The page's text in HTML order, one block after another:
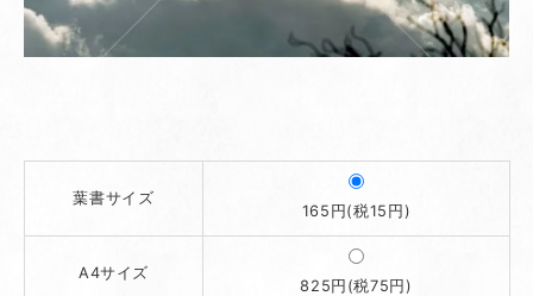
葉書サイズ
165円(税15円)
A4サイズ
825円(税75円)